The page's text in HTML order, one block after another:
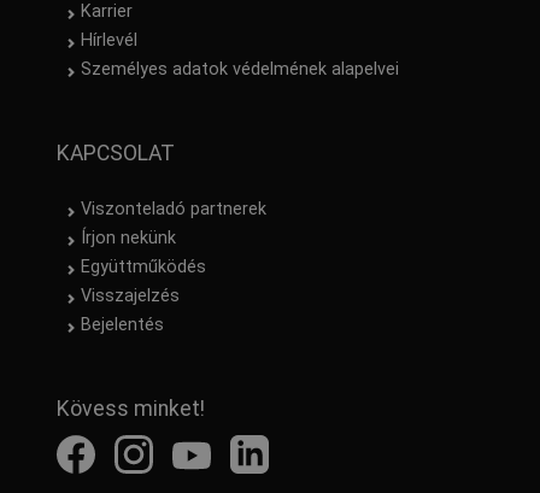
Karrier
Hírlevél
Személyes adatok védelmének alapelvei
KAPCSOLAT
Viszonteladó partnerek
Írjon nekünk
Együttműködés
Visszajelzés
Bejelentés
Kövess minket!